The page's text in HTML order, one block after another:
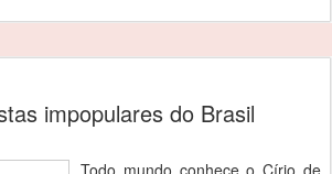
impopulares do Brasil
Todo mundo conhece o Círio de